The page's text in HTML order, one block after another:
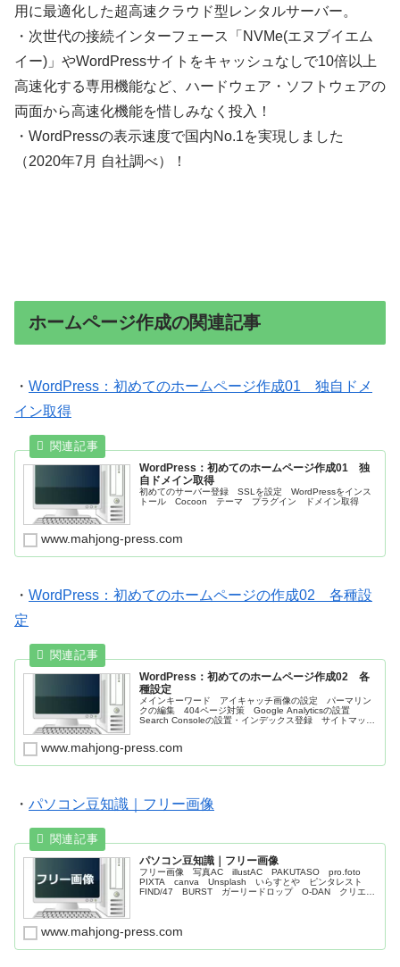
用に最適化した超高速クラウド型レンタルサーバー。
・次世代の接続インターフェース「NVMe(エヌブイエム
イー)」やWordPressサイトをキャッシュなしで10倍以上
高速化する専用機能など、ハードウェア・ソフトウェアの
両面から高速化機能を惜しみなく投入！
・WordPressの表示速度で国内No.1を実現しました
（2020年7月 自社調べ）！
ホームページ作成の関連記事
・ WordPress：初めてのホームページ作成01 独自ドメ
イン取得
WordPress：初めてのホームページ作成01 独
自ドメイン取得
初めてのサーバー登録 SSLを設定 WordPressをインス
トール Cocoon テーマ プラグイン ドメイン取得
www.mahjong-press.com
・ WordPress：初めてのホームページの作成02 各種設
定
WordPress：初めてのホームページ作成02 各
種設定
メインキーワード アイキャッチ画像の設定 パーマリン
クの編集 404ページ対策 Google Analyticsの設置
Search Consoleの設置・インデックス登録 サイトマップ
www.mahjong-press.com
・ パソコン豆知識｜フリー画像
パソコン豆知識｜フリー画像
フリー画像 写真AC illustAC PAKUTASO pro.foto
PIXTA canva Unsplash いらすとや ピンタレスト
FIND/47 BURST ガーリードロップ O-DAN クリエイ
www.mahjong-press.com